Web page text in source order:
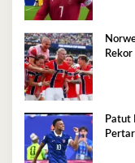
Patut